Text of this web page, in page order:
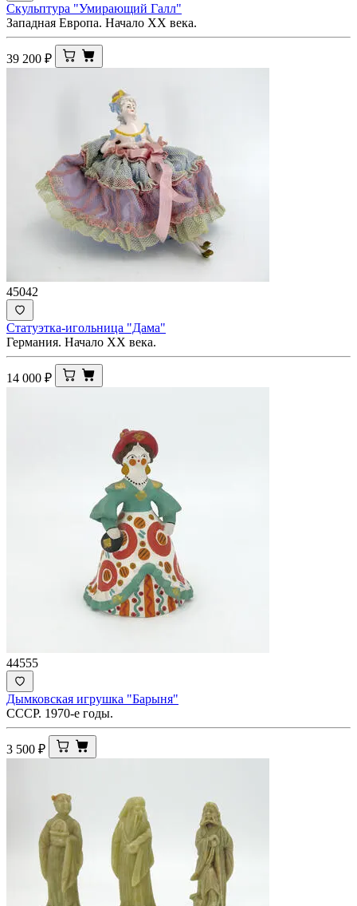
Скульптура "Умирающий Галл"
Западная Европа. Начало ХХ века.
39 200 ₽
45042
Статуэтка-игольница "Дама"
Германия. Начало XX века.
14 000 ₽
44555
Дымковская игрушка "Барыня"
СССР. 1970-е годы.
3 500 ₽